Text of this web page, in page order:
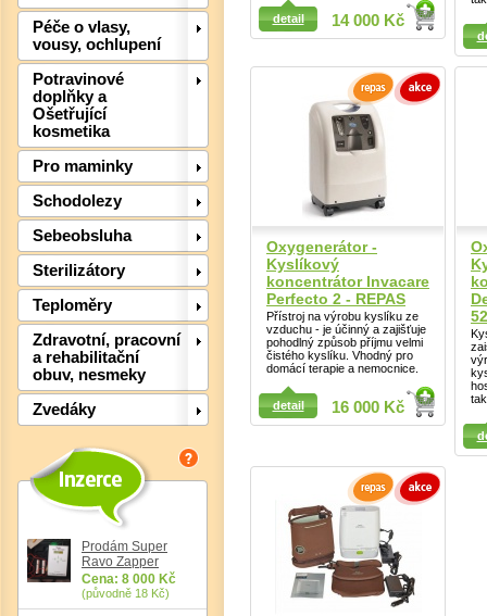
Péče o vlasy,
vousy, ochlupení
Potravinové
doplňky a
Ošetřující
kosmetika
Pro maminky
Schodolezy
Sebeobsluha
Sterilizátory
Teploměry
Zdravotní, pracovní
a rehabilitační
obuv, nesmeky
Zvedáky
Prodám Super
Ravo Zapper
Cena: 8 000 Kč
(původně 18 Kč)
14 000 Kč
detail
Detail
Detail
Oxygenerátor -
Kyslíkový
koncentrátor Invacare
Perfecto 2 - REPAS
Přístroj na výrobu kyslíku ze
vzduchu - je účinný a zajišťuje
pohodlný způsob příjmu velmi
čistého kyslíku. Vhodný pro
domácí terapie a nemocnice.
16 000 Kč
detail
Detail
Detail